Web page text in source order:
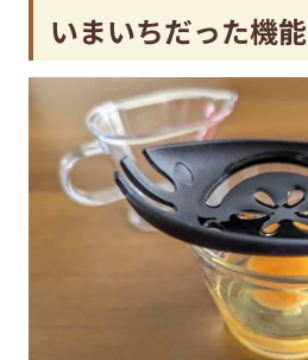
いまいちだった機能